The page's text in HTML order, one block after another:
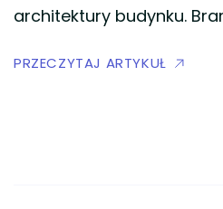
architektury budynku.
PRZECZYTAJ ARTYKUŁ